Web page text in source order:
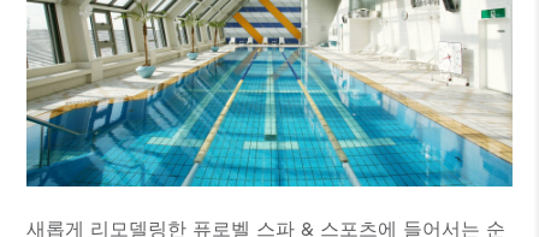
새롭게 리모델링한 퓨로벨 스파 & 스포츠에 들어서는 순